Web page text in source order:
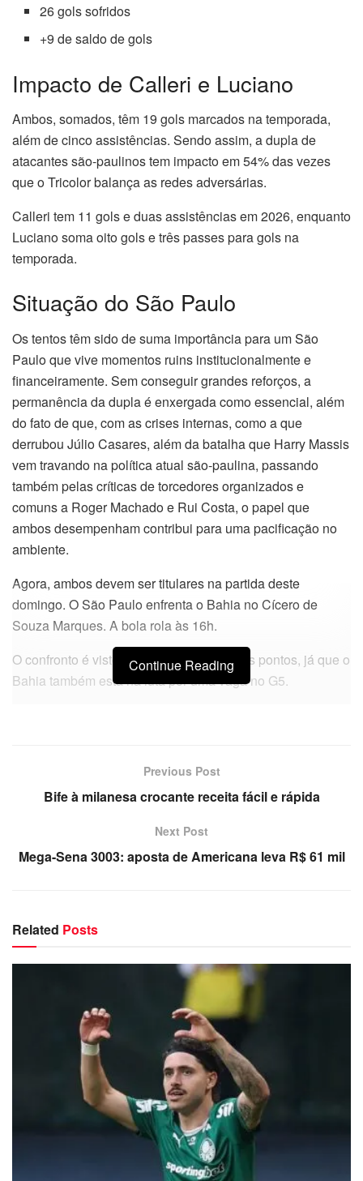
26 gols sofridos
+9 de saldo de gols
Impacto de Calleri e Luciano
Ambos, somados, têm 19 gols marcados na temporada,
além de cinco assistências. Sendo assim, a dupla de
atacantes são-paulinos tem impacto em 54% das vezes
que o Tricolor balança as redes adversárias.
Calleri tem 11 gols e duas assistências em 2026, enquanto
Luciano soma oito gols e três passes para gols na
temporada.
Situação do São Paulo
Os tentos têm sido de suma importância para um São
Paulo que vive momentos ruins institucionalmente e
financeiramente. Sem conseguir grandes reforços, a
permanência da dupla é enxergada como essencial, além
do fato de que, com as crises internas, como a que
derrubou Júlio Casares, além da batalha que Harry Massis
vem travando na política atual são-paulina, passando
também pelas críticas de torcedores organizados e
comuns a Roger Machado e Rui Costa, o papel que
ambos desempenham contribui para uma pacificação no
ambiente.
Agora, ambos devem ser titulares na partida deste
domingo. O São Paulo enfrenta o Bahia no Cícero de
Souza Marques. A bola rola às 16h.
O confronto é visto como um duelo de seis pontos, já que o
Bahia também está na luta por uma vaga no G5.
Continue Reading
Previous Post
Bife à milanesa crocante receita fácil e rápida
Next Post
Mega-Sena 3003: aposta de Americana leva R$ 61 mil
Related Posts